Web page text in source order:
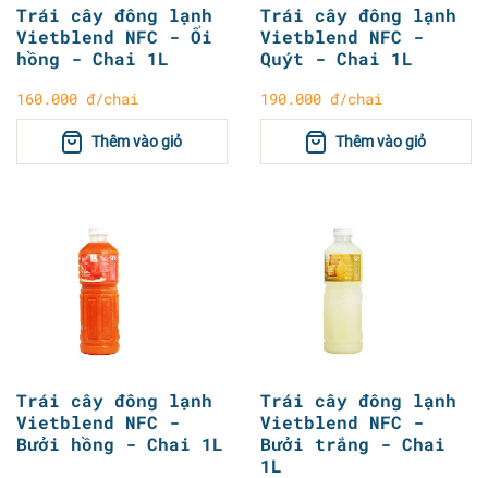
Trái cây đông lạnh
Vietblend NFC - Ổi
hồng - Chai 1L
160.000 đ/chai
Thêm vào giỏ
Trái cây đông lạnh
Vietblend NFC -
Quýt - Chai 1L
190.000 đ/chai
Thêm vào giỏ
Trái cây đông lạnh
Vietblend NFC -
Bưởi hồng - Chai 1L
Trái cây đông lạnh
Vietblend NFC -
Bưởi trắng - Chai
1L